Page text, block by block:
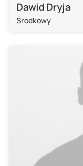
Dawid Dryja
Środkowy